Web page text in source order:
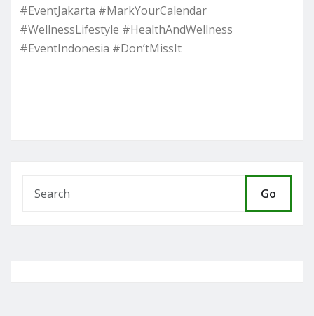
#EventJakarta #MarkYourCalendar
#WellnessLifestyle #HealthAndWellness
#EventIndonesia #Don’tMissIt
Go